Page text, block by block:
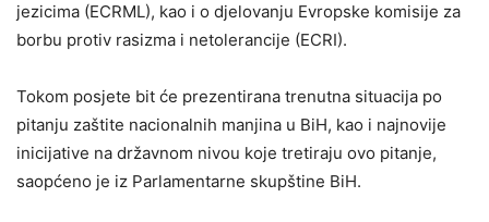
jezicima (ECRML), kao i o djelovanju Evropske komisije za
borbu protiv rasizma i netolerancije (ECRI).
Tokom posjete bit će prezentirana trenutna situacija po
pitanju zaštite nacionalnih manjina u BiH, kao i najnovije
inicijative na državnom nivou koje tretiraju ovo pitanje,
saopćeno je iz Parlamentarne skupštine BiH.